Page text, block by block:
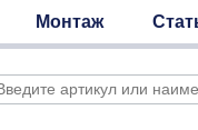
Монтаж